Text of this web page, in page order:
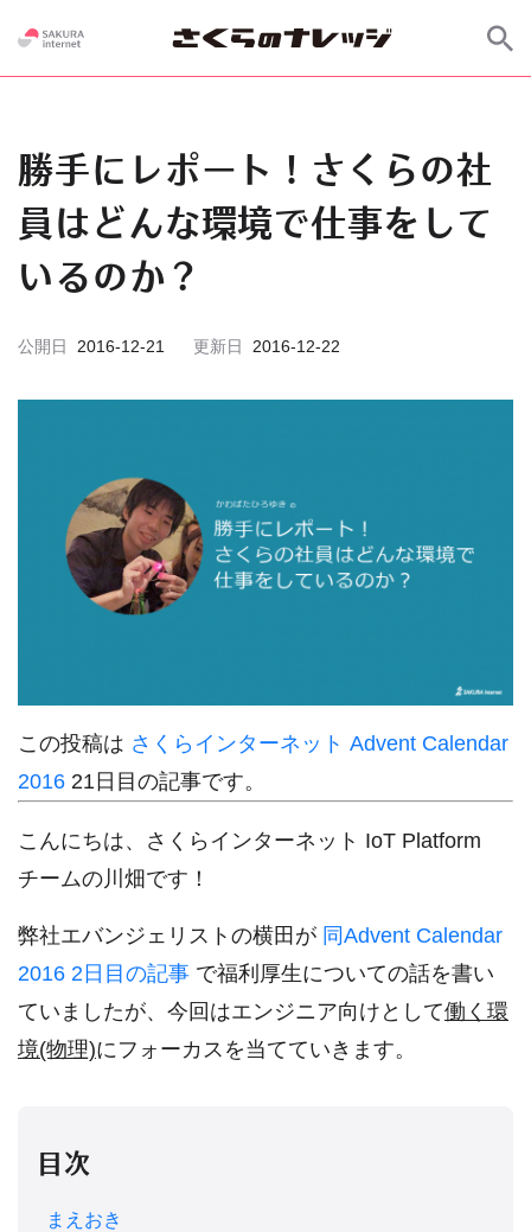
勝手にレポート！さくらの社
員はどんな環境で仕事をして
いるのか？
公開日 2016-12-21 更新日 2016-12-22
この投稿は さくらインターネット Advent Calendar
2016 21日目の記事です。
こんにちは、さくらインターネット IoT Platform
チームの川畑です！
弊社エバンジェリストの横田が 同Advent Calendar
2016 2日目の記事 で福利厚生についての話を書い
ていましたが、今回はエンジニア向けとして働く環
境(物理)にフォーカスを当てていきます。
目次
まえおき